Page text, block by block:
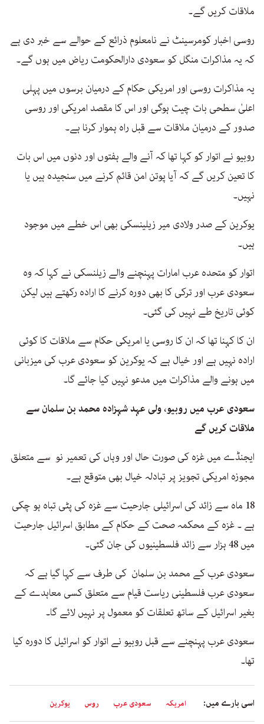
ملاقات کریں گے۔
روسی اخبار کومرسینٹ نے نامعلوم ذرائع کے حوالے سے خبر دی ہے
کہ یہ مذاکرات منگل کو سعودی دارالحکومت ریاض میں ہوں گے۔
یہ مذاکرات روسی اور امریکی حکام کے درمیان برسوں میں پہلی
اعلیٰ سطحی بات چیت ہوگی اور اس کا مقصد امریکی اور روسی
صدور کے درمیان ملاقات سے قبل راہ ہموار کرنا ہے۔
روبیو نے اتوار کو کہا تھا کہ آنے والے ہفتوں اور دنوں میں اس بات
کا تعین کریں گے کہ آیا پوتن امن قائم کرنے میں سنجیدہ ہیں یا
نہیں۔
یوکرین کے صدر ولادی میر زیلینسکی بھی اس خطے میں موجود
ہیں۔
اتوار کو متحدہ عرب امارات پہنچنے والے زیلنسکی نے کہا کہ وہ
سعودی عرب اور ترکی کا بھی دورہ کرنے کا ارادہ رکھتے ہیں لیکن
کوئی تاریخ طے نہیں کی گئی۔
ان کا کہنا تھا کہ ان کا روسی یا امریکی حکام سے ملاقات کا کوئی
ارادہ نہیں ہے اور خیال ہے کہ یوکرین کو سعودی عرب کی میزبانی
میں ہونے والے مذاکرات میں مدعو نہیں کیا جائے گا۔
سعودی عرب میں روبیو، ولی عہد شہزادہ محمد بن سلمان سے
ملاقات کریں گے
ایجنڈے میں غزہ کی صورت حال اور وہاں کی تعمیر نو سے متعلق
مجوزہ امریکی تجویز پر تبادلہ خیال بھی متوقع ہے۔
18 ماہ سے زائد کی اسرائیلی جارحیت سے غزہ کی پٹی تباہ ہو چکی
ہے ۔ غزہ کے محکمہ صحت کے حکام کے مطابق اسرائیل جارحیت
میں 48 ہزار سے زائد فلسطینیوں کی جان گئی۔
سعودی عرب کے محمد بن سلمان کی طرف سے کہا گیا ہے کہ
سعودی عرب فلسطینی ریاست قیام سے متعلق کسی معاہدے کے
بغیر اسرائیل کے ساتھ تعلقات کو معمول پر نہیں لائے گا۔
سعودی عرب پہنچنے سے قبل روبیو نے اتوار کو اسرائیل کا دورہ کیا
تھا۔
اسی بارے میں: امریکہ سعودی عرب روس یوکرین